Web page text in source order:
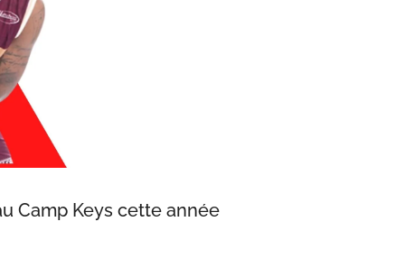
Camp Keys cette année 🏀🔑